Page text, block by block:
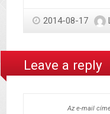
2014-08-17
Leave a reply
Az e-mail